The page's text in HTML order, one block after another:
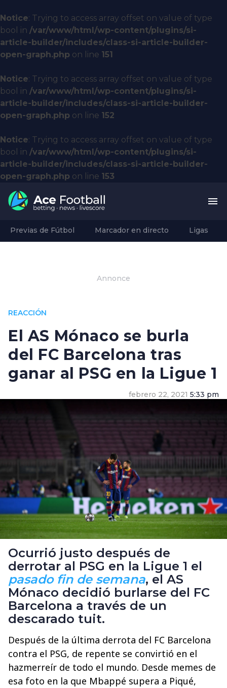
Notice: Trying to access array offset on value of type
bool in /var/www/html/wp-content/plugins/si-
article-builder/includes/class-si-article-builder-
open-graph.php on line 151
Notice: Trying to access array offset on value of type
bool in /var/www/html/wp-content/plugins/si-
article-builder/includes/class-si-article-builder-
open-graph.php on line 152
Notice: Trying to access array offset on value of type
bool in /var/www/html/wp-content/plugins/si-
article-builder/includes/class-si-article-builder-
open-graph.php on line 153
Previas de Fútbol Marcador en directo Ligas
Annonce
REACCIÓN
El AS Mónaco se burla
del FC Barcelona tras
ganar al PSG en la Ligue 1
febrero 22, 2021 5:33 pm
Ocurrió justo después de
derrotar al PSG en la Ligue 1 el
pasado fin de semana, el AS
Mónaco decidió burlarse del FC
Barcelona a través de un
descarado tuit.
Después de la última derrota del FC Barcelona
contra el PSG, de repente se convirtió en el
hazmerreír de todo el mundo. Desde memes de
esa foto en la que Mbappé supera a Piqué,